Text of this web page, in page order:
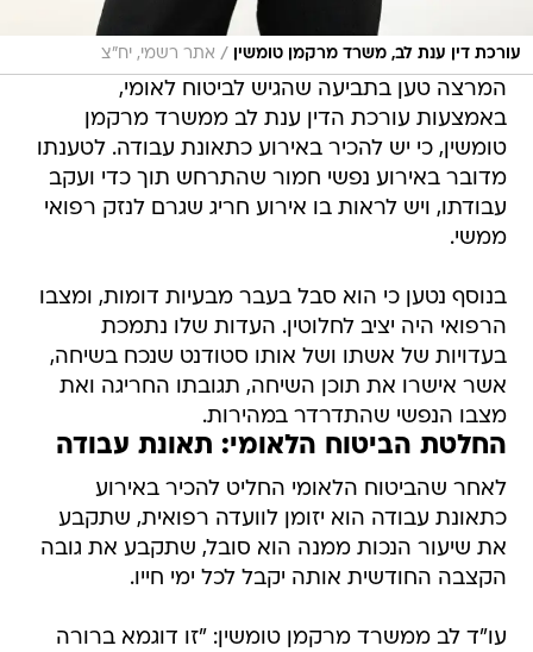
עורכת דין ענת לב, משרד מרקמן טומשין / אתר רשמי, יח"צ
המרצה טען בתביעה שהגיש לביטוח לאומי,
באמצעות עורכת הדין ענת לב ממשרד מרקמן
טומשין, כי יש להכיר באירוע כתאונת עבודה. לטענתו
מדובר באירוע נפשי חמור שהתרחש תוך כדי ועקב
עבודתו, ויש לראות בו אירוע חריג שגרם לנזק רפואי
ממשי.
בנוסף נטען כי הוא סבל בעבר מבעיות דומות, ומצבו
הרפואי היה יציב לחלוטין. העדות שלו נתמכת
בעדויות של אשתו ושל אותו סטודנט שנכח בשיחה,
אשר אישרו את תוכן השיחה, תגובתו החריגה ואת
מצבו הנפשי שהתדרדר במהירות.
החלטת הביטוח הלאומי: תאונת עבודה
לאחר שהביטוח הלאומי החליט להכיר באירוע
כתאונת עבודה הוא יזומן לוועדה רפואית, שתקבע
את שיעור הנכות ממנה הוא סובל, שתקבע את גובה
הקצבה החודשית אותה יקבל לכל ימי חייו.
עו"ד לב ממשרד מרקמן טומשין: "זו דוגמא ברורה